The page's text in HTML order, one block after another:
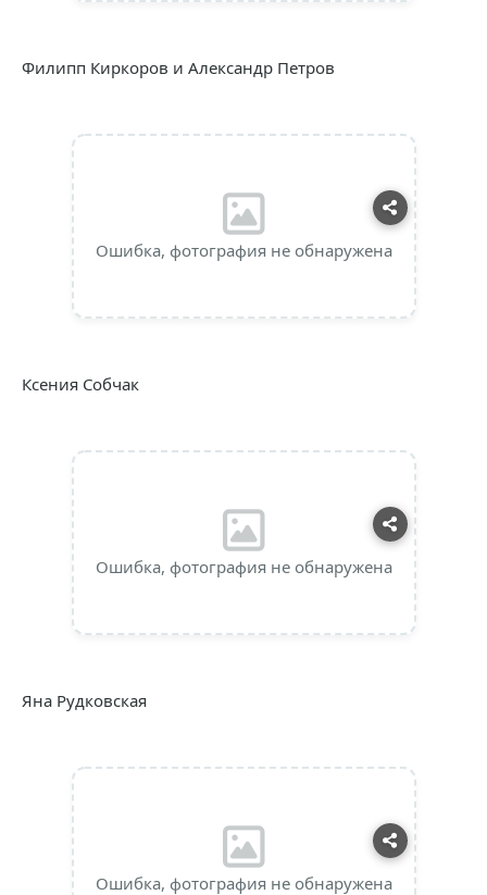
Филипп Киркоров и Александр Петров
Ошибка, фотография не обнаружена
Ксения Собчак
Ошибка, фотография не обнаружена
Яна Рудковская
Ошибка, фотография не обнаружена